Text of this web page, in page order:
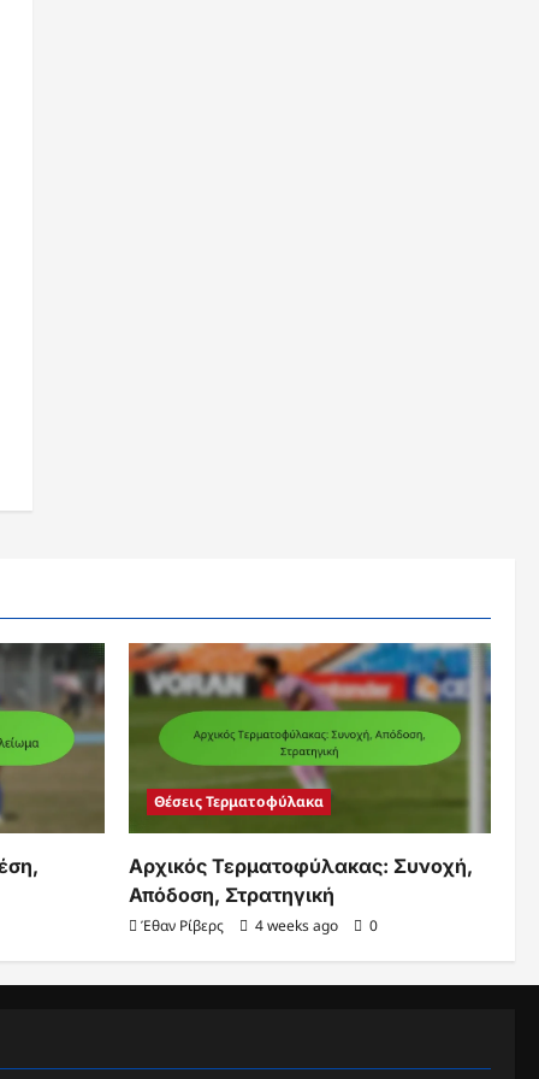
Θέσεις Τερματοφύλακα
Αρχικός Τερματοφύλακας: Συνοχή,
Απόδοση, Στρατηγική
Έθαν Ρίβερς 4 weeks ago 0